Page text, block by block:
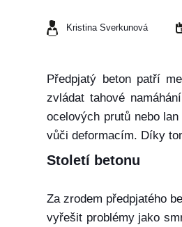
Kristina Sverkunová
Předpjatý beton patří
zvládat tahové
ocelových prutů nebo
vůči deformacím. Díky
Století betonu
Za zrodem předpjatého
vyřešit problémy jako